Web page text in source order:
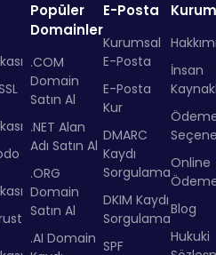
Popüler
Domainler
.COM
Domain
Satın Al
.NET Alan
Adı Satın Al
.ORG
Domain
Satın Al
.AI Domain
E-Posta
Kurumsal
E-Posta
E-Posta
Kur
DMARC
Kaydı
Sorgulama
DKIM Kaydı
Sorgulama
SPF
İnsan
Online
Blog
Hukuki